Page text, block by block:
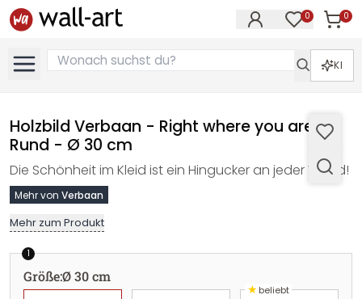
0 0
KI
Holzbild Verbaan - Right where you are -
Rund - Ø 30 cm
Die Schönheit im Kleid ist ein Hingucker an jeder Wand!
Mehr von Verbaan
Mehr zum Produkt
1
Größe:Ø 30 cm
★beliebt